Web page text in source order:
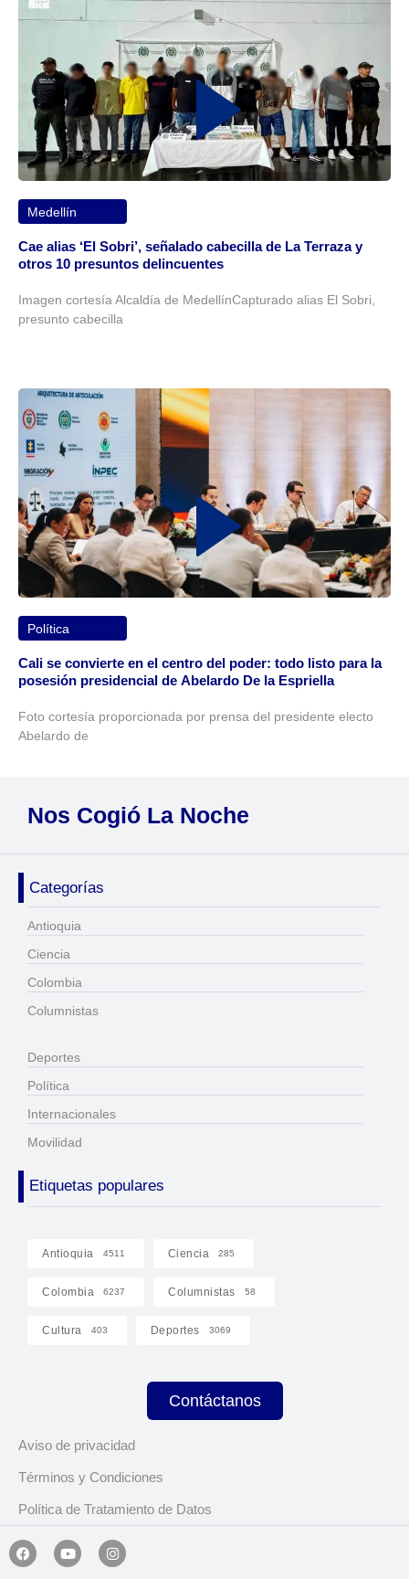
Medellín
Cae alias ‘El Sobri’, señalado cabecilla de La Terraza y
otros 10 presuntos delincuentes
Imagen cortesía Alcaldía de MedellínCapturado alias El Sobri,
presunto cabecilla
Política
Cali se convierte en el centro del poder: todo listo para la
posesión presidencial de Abelardo De la Espriella
Foto cortesía proporcionada por prensa del presidente electo
Abelardo de
Nos Cogió La Noche
Categorías
Antioquia
Ciencia
Colombia
Columnistas
Deportes
Política
Internacionales
Movilidad
Etiquetas populares
Antioquia 4511 Ciencia 285
Colombia 6237 Columnistas 58
Cultura 403 Deportes 3069
Contáctanos
Aviso de privacidad
Términos y Condiciones
Política de Tratamiento de Datos